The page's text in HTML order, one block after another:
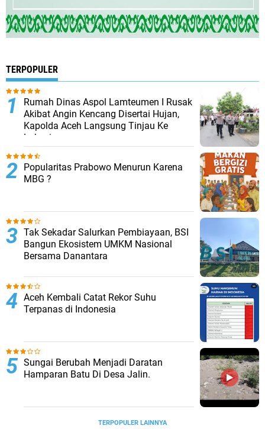
TERPOPULER
Rumah Dinas Aspol Lamteumen I Rusak
Akibat Angin Kencang Disertai Hujan,
Kapolda Aceh Langsung Tinjau Ke
Lokasi
Popularitas Prabowo Menurun Karena
MBG ?
Tak Sekadar Salurkan Pembiayaan, BSI
Bangun Ekosistem UMKM Nasional
Bersama Danantara
Aceh Kembali Catat Rekor Suhu
Terpanas di Indonesia
Sungai Berubah Menjadi Daratan
Hamparan Batu Di Desa Jalin.
TERPOPULER LAINNYA